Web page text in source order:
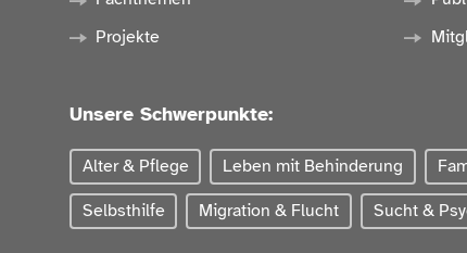
Projekte
Unsere Schwerpunkte:
Alter & Pflege Leben mit Behinderung
Selbsthilfe Migration & Flucht Sucht &